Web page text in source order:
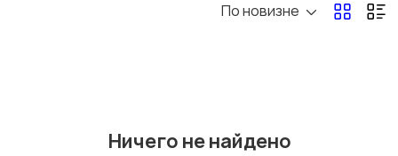
Водные виды спорта
По новизне
Ничего не найдено